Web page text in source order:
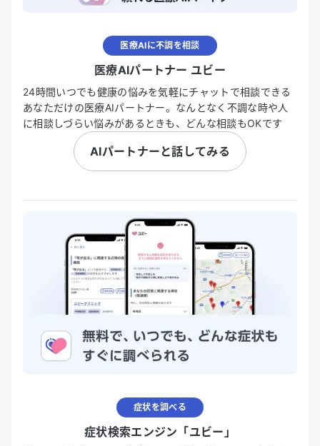
医療AIに不調を相談
医療AIパートナー ユビー
24時間いつでも健康の悩みを気軽にチャットで相談できる
あなただけの医療AIパートナー。なんとなく不調な時や人
に相談しづらい悩みがあるときも、どんな相談もOKです
AIパートナーと話してみる
症状を調べる
症状検索エンジン「ユビー」